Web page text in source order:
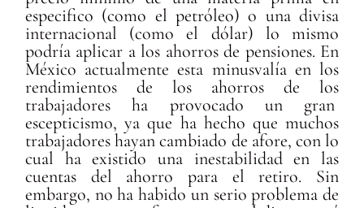
especifico (como el petróleo) o una divisa
internacional (como el dólar) lo mismo
podría aplicar a los ahorros de pensiones. En
México actualmente esta minusvalía en los
rendimientos de los ahorros de los
trabajadores ha provocado un gran
escepticismo, ya que ha hecho que muchos
trabajadores hayan cambiado de afore, con lo
cual ha existido una inestabilidad en las
cuentas del ahorro para el retiro. Sin
embargo, no ha habido un serio problema de